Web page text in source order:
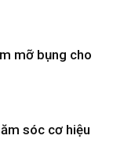
mỡ bụng cho
sóc cơ hiệu